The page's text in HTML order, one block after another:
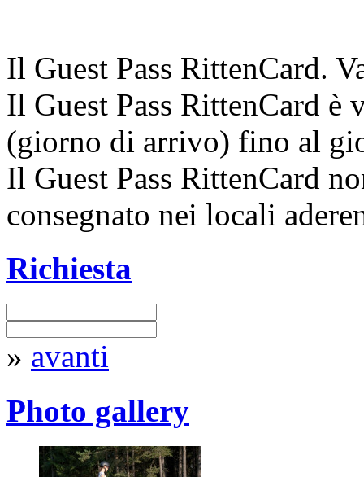
Il Guest Pass RittenCard.
Il Guest Pass RittenCard
(giorno di arrivo) fino al
Il Guest Pass RittenCard
consegnato nei locali
Richiesta
» avanti
Photo gallery